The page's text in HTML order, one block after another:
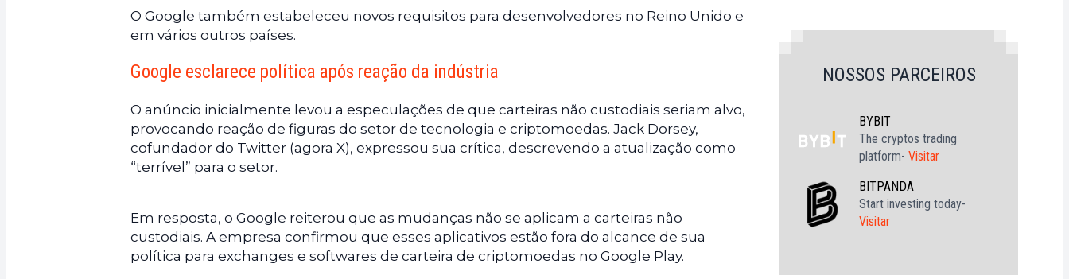
O Google também estabeleceu novos requisitos para desenvolvedores no Reino Unido e
em vários outros países.
Google esclarece política após reação da indústria
O anúncio inicialmente levou a especulações de que carteiras não custodiais seriam alvo,
provocando reação de figuras do setor de tecnologia e criptomoedas. Jack Dorsey,
cofundador do Twitter (agora X), expressou sua crítica, descrevendo a atualização como
“terrível” para o setor.
Em resposta, o Google reiterou que as mudanças não se aplicam a carteiras não
custodiais. A empresa confirmou que esses aplicativos estão fora do alcance de sua
política para exchanges e softwares de carteira de criptomoedas no Google Play.
NOSSOS PARCEIROS
BYBIT
The cryptos trading
platform- Visitar
BITPANDA
Start investing today-
Visitar